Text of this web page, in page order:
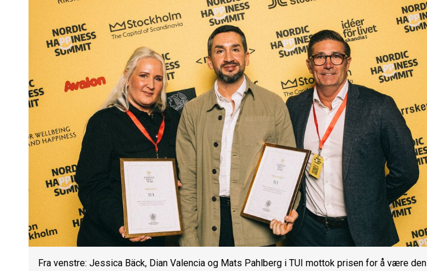
Fra venstre: Jessica Bäck, Dian Valencia og Mats Pahlberg i TUI mottok prisen for å være den